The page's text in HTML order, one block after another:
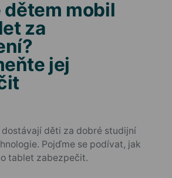
mobil
za
jej
dostávají děti za dobré studijní
Pojďme se podívat, jak
tablet zabezpečit.